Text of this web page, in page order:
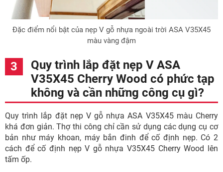
Đặc điểm nổi bật của nẹp V gỗ nhựa ngoài trời ASA V35X45
màu vàng đậm
Quy trình lắp đặt nẹp V ASA
V35X45 Cherry Wood có phức tạp
không và cần những công cụ gì?
Quy trình lắp đặt nẹp V gỗ nhựa ASA V35X45 màu Cherry
khá đơn giản. Thợ thi công chỉ cần sử dụng các dụng cụ cơ
bản như máy khoan, máy bắn đinh để cố định nẹp. Có 2
cách để cố định nẹp V gỗ nhựa V35X45 Cherry Wood lên
tấm ốp.